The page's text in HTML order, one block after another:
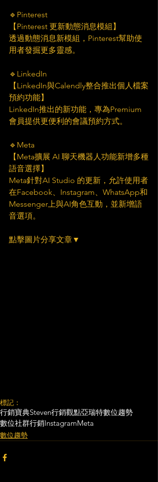
🔹Pinterest
【Pinterest 更新動態消息模組】
透過動態消息新模組，Pinterest幫助使
用者發掘更多靈感。
🔹LinkedIn
【LinkedIn與Calendly整合推出個人檔案
預約功能】
LinkedIn推出的新功能，專為Premium
會員提供更便利的會議預約方式。
🔹Meta
【Meta擴展 AI 聊天機器人功能新增多種
語音選擇】
Meta針對AI Studio 的更新，允許使用者
在Facebook、Instagram、WhatsApp和
Messenger上與AI角色互動，並新增語
音選項。
點擊圖片分享文章▼
標記：
行銷寶典Steven行銷觀點亞瑞特數位趨勢
數位社群行銷InstagramMeta
數位趨勢